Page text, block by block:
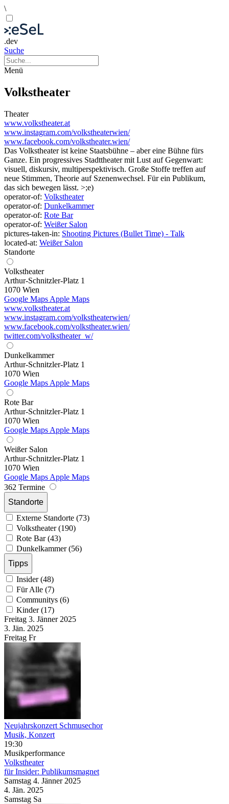
\
.dev
Suche
Menü
Volkstheater
Theater
www.volkstheater.at
www.instagram.com/volkstheaterwien/
www.facebook.com/volkstheater.wien/
Das Volkstheater ist keine Staatsbühne – aber eine Bühne fürs
Ganze. Ein progressives Stadttheater mit Lust auf Gegenwart:
visuell, diskursiv, multiperspektivisch. Große Stoffe treffen auf
neue Stimmen, Theorie auf Szenenwechsel. Für ein Publikum,
das sich bewegen lässt. >;e)
operator-of: Volkstheater
operator-of: Dunkelkammer
operator-of: Rote Bar
operator-of: Weißer Salon
pictures-taken-in: Shooting Pictures (Bullet Time) - Talk
located-at: Weißer Salon
Standorte
Volkstheater
Arthur-Schnitzler-Platz 1
1070 Wien
Google Maps Apple Maps
www.volkstheater.at
www.instagram.com/volkstheaterwien/
www.facebook.com/volkstheater.wien/
twitter.com/volkstheater_w/
Dunkelkammer
Arthur-Schnitzler-Platz 1
1070 Wien
Google Maps Apple Maps
Rote Bar
Arthur-Schnitzler-Platz 1
1070 Wien
Google Maps Apple Maps
Weißer Salon
Arthur-Schnitzler-Platz 1
1070 Wien
Google Maps Apple Maps
362 Termine
Standorte
Externe Standorte (73)
Volkstheater (190)
Rote Bar (43)
Dunkelkammer (56)
Tipps
Insider (48)
Für Alle (7)
Communitys (6)
Kinder (17)
Freitag 3. Jänner 2025
3. Jän. 2025
Freitag Fr
Neujahrskonzert Schmusechor
Musik, Konzert
19:30
Musikperformance
Volkstheater
für Insider: Publikumsmagnet
Samstag 4. Jänner 2025
4. Jän. 2025
Samstag Sa